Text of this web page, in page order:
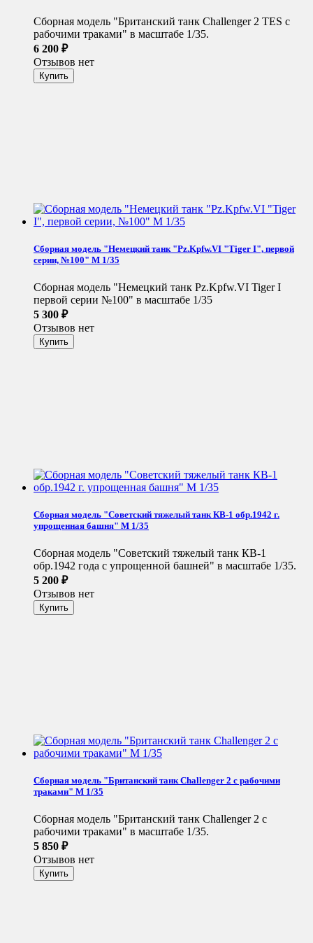
Сборная модель "Британский танк Challenger 2 TES с
рабочими траками" в масштабе 1/35.
6 200 ₽
Отзывов нет
Сборная модель "Немецкий танк "Pz.Kpfw.VI "Tiger I", первой
серии, №100" М 1/35
Сборная модель "Немецкий танк Pz.Kpfw.VI Tiger I
первой серии №100" в масштабе 1/35
5 300 ₽
Отзывов нет
Сборная модель "Советский тяжелый танк КВ-1 обр.1942 г.
упрощенная башня" М 1/35
Сборная модель "Советский тяжелый танк КВ-1
обр.1942 года с упрощенной башней"​ в масштабе 1/35.
5 200 ₽
Отзывов нет
Сборная модель "Британский танк Challenger 2 с рабочими
траками" М 1/35
Сборная модель "Британский танк Challenger 2 с
рабочими траками" в масштабе 1/35.
5 850 ₽
Отзывов нет